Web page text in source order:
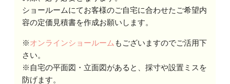
ショールームにてお客様のご自宅に合わせたご希望内
容の定価見積書を作成お願いします。
※オンラインショールーム もございますのでご活用下
さい。
※自宅の平面図・立面図があると、採寸や設置ミスを
防げます。